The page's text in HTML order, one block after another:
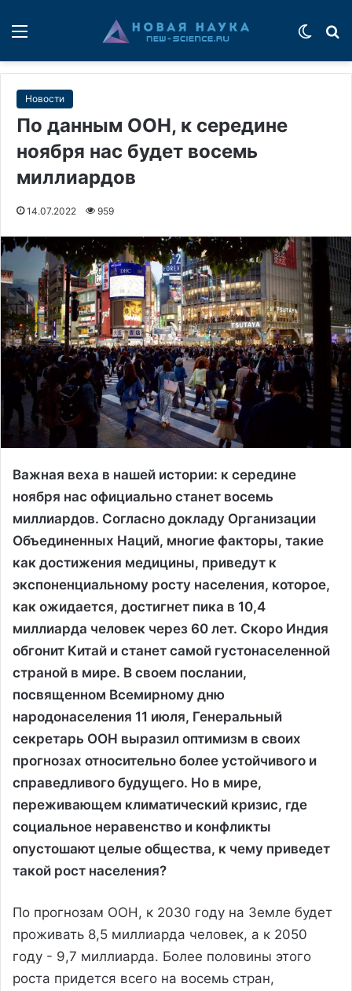
Новости
По данным ООН, к середине
ноября нас будет восемь
миллиардов
14.07.2022 959
Важная веха в нашей истории: к середине
ноября нас официально станет восемь
миллиардов. Согласно докладу Организации
Объединенных Наций, многие факторы, такие
как достижения медицины, приведут к
экспоненциальному росту населения, которое,
как ожидается, достигнет пика в 10,4
миллиарда человек через 60 лет. Скоро Индия
обгонит Китай и станет самой густонаселенной
страной в мире. В своем послании,
посвященном Всемирному дню
народонаселения 11 июля, Генеральный
секретарь ООН выразил оптимизм в своих
прогнозах относительно более устойчивого и
справедливого будущего. Но в мире,
переживающем климатический кризис, где
социальное неравенство и конфликты
опустошают целые общества, к чему приведет
такой рост населения?
По прогнозам ООН, к 2030 году на Земле будет
проживать 8,5 миллиарда человек, а к 2050
году - 9,7 миллиарда. Более половины этого
роста придется всего на восемь стран,